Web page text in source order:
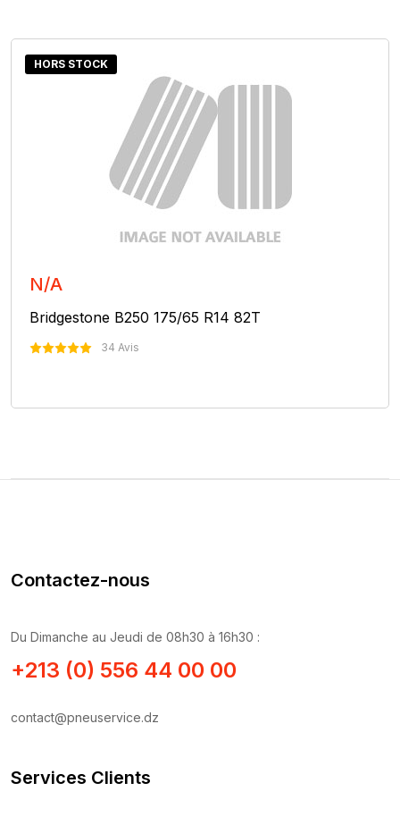
HORS STOCK
N/A
Bridgestone B250 175/65 R14 82T
34 Avis
Contactez-nous
Du Dimanche au Jeudi de 08h30 à 16h30 :
+213 (0) 556 44 00 00
contact@pneuservice.dz
Services Clients